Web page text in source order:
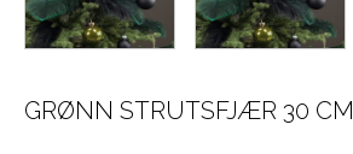
GRØNN STRUTSFJÆR 30 CM